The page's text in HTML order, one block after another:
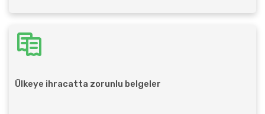
Ülkeye ihracatta zorunlu belgeler